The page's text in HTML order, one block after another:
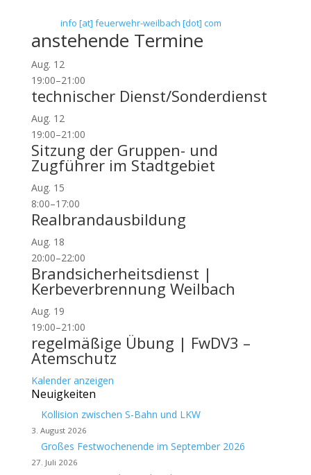
info [at] feuerwehr-weilbach [dot] com
anstehende Termine
Aug. 12
19:00–21:00
technischer Dienst/Sonderdienst
Aug. 12
19:00–21:00
Sitzung der Gruppen- und
Zugführer im Stadtgebiet
Aug. 15
8:00–17:00
Realbrandausbildung
Aug. 18
20:00–22:00
Brandsicherheitsdienst |
Kerbeverbrennung Weilbach
Aug. 19
19:00–21:00
regelmäßige Übung | FwDV3 –
Atemschutz
Kalender anzeigen
Neuigkeiten
Kollision zwischen S-Bahn und LKW
3. August 2026
Großes Festwochenende im September 2026
27. Juli 2026